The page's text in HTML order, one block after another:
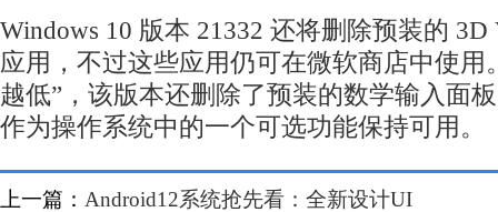
Windows 10 版本 21332 还将删除预装的 3D
应用，不过这些应用仍可在微软商店中使用
越低”，该版本还删除了预装的数学输入面
作为操作系统中的一个可选功能保持可用。
上一篇： Android12系统抢先看：全新设计UI